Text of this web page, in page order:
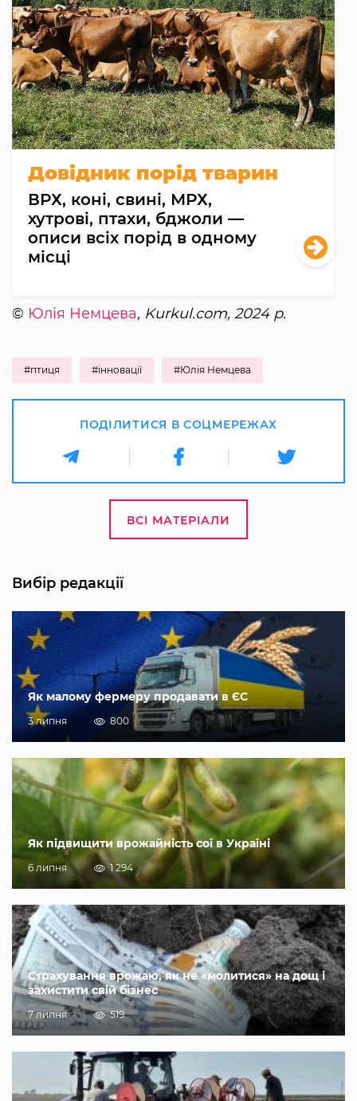
Довідник порід тварин
ВРХ, коні, свині, МРХ,
хутрові, птахи, бджоли —
описи всіх порід в одному
місці
© Юлія Немцева, Kurkul.com, 2024 р.
#птиця #інновації #Юлія Немцева
ПОДІЛИТИСЯ В СОЦМЕРЕЖАХ
ВСІ МАТЕРІАЛИ
Вибір редакції
Як малому фермеру продавати в ЄС
3 липня 800
Як підвищити врожайність сої в Україні
6 липня 1 294
Страхування врожаю, як не «молитися» на дощ і
захистити свій бізнес
7 липня 519